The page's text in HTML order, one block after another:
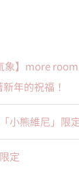
象】more
年的祝福！
小熊維尼」限
定